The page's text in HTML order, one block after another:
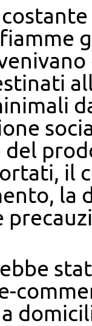
del
il
la